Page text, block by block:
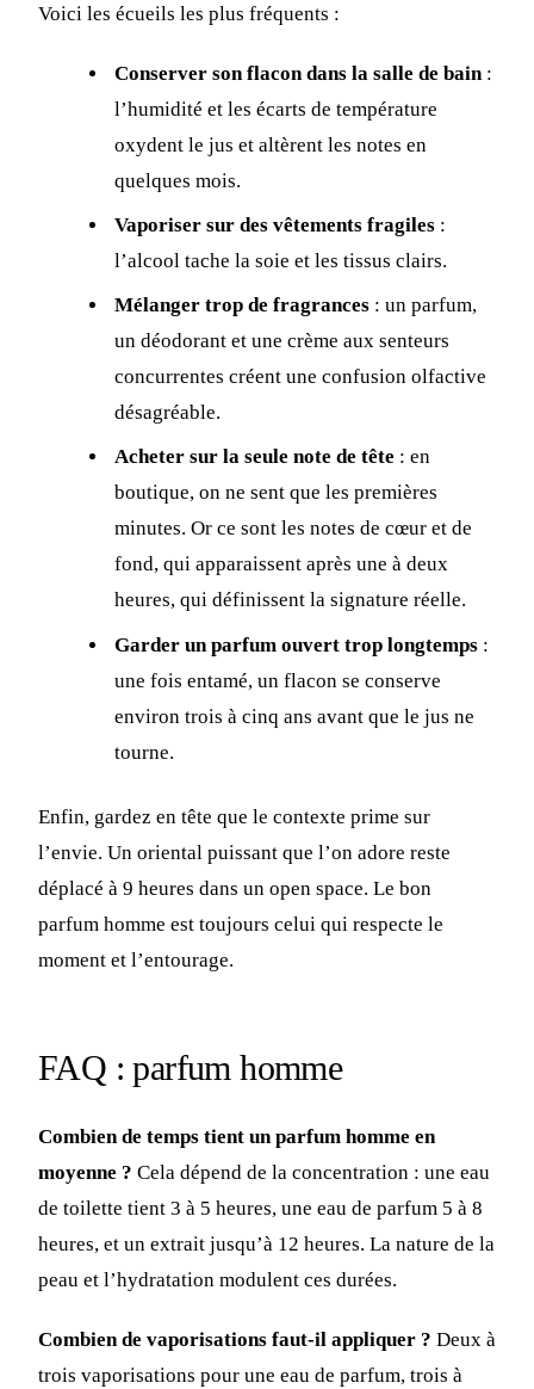
Voici les écueils les plus fréquents :
Conserver son flacon dans la salle de bain:
l’humidité et les écarts de température
oxydent le jus et altèrent les notes en
quelques mois.
Vaporiser sur des vêtements fragiles :
l’alcool tache la soie et les tissus clairs.
Mélanger trop de fragrances : un parfum,
un déodorant et une crème aux senteurs
concurrentes créent une confusion olfactive
désagréable.
Acheter sur la seule note de tête : en
boutique, on ne sent que les premières
minutes. Or ce sont les notes de cœur et de
fond, qui apparaissent après une à deux
heures, qui définissent la signature réelle.
Garder un parfum ouvert trop longtemps :
une fois entamé, un flacon se conserve
environ trois à cinq ans avant que le jus ne
tourne.
Enfin, gardez en tête que le contexte prime sur
l’envie. Un oriental puissant que l’on adore reste
déplacé à 9 heures dans un open space. Le bon
parfum homme est toujours celui qui respecte le
moment et l’entourage.
FAQ : parfum homme
Combien de temps tient un parfum homme en
moyenne ? Cela dépend de la concentration : une eau
de toilette tient 3 à 5 heures, une eau de parfum 5 à 8
heures, et un extrait jusqu’à 12 heures. La nature de la
peau et l’hydratation modulent ces durées.
Combien de vaporisations faut-il appliquer ? Deux à
trois vaporisations pour une eau de parfum, trois à